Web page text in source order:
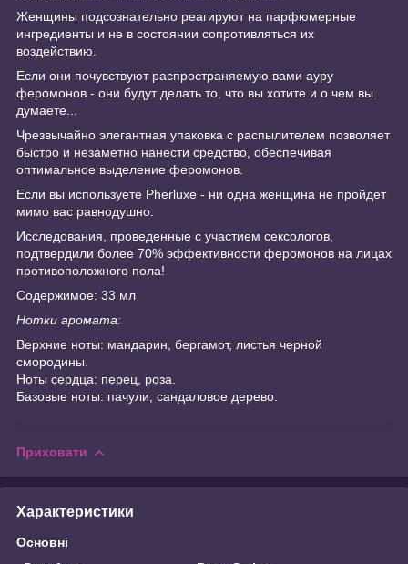
Женщины подсознательно реагируют на парфюмерные
ингредиенты и не в состоянии сопротивляться их
воздействию.
Если они почувствуют распространяемую вами ауру
феромонов - они будут делать то, что вы хотите и о чем вы
думаете...
Чрезвычайно элегантная упаковка с распылителем позволяет
быстро и незаметно нанести средство, обеспечивая
оптимальное выделение феромонов.
Если вы используете Pherluxe - ни одна женщина не пройдет
мимо вас равнодушно.
Исследования, проведенные с участием сексологов,
подтвердили более 70% эффективности феромонов на лицах
противоположного пола!
Содержимое: 33 мл
Нотки аромата:
Верхние ноты: мандарин, бергамот, листья черной
смородины.
Ноты сердца: перец, роза.
Базовые ноты: пачули, сандаловое дерево.
Приховати
Характеристики
Основні